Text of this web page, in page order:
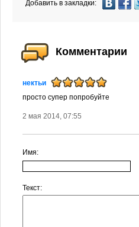
Добавить в закладки:
Комментарии
нектьи
просто супер попробуйте
2 мая 2014, 07:55
Имя:
Текст: